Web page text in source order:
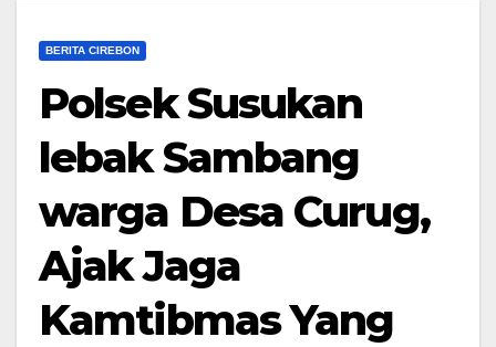
BERITA CIREBON
Polsek Susukan
lebak Sambang
warga Desa Curug,
Ajak Jaga
Kamtibmas Yang